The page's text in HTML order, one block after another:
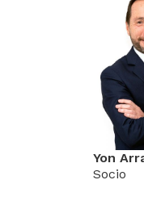
Yon
Socio